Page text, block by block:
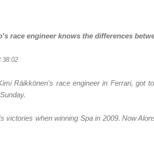
race engineer knows the differences
Räikkönen's race engineer in Ferrari, got
victories when winning Spa in 2009. Now